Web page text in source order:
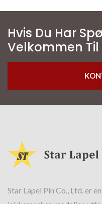
Hvis Du Har
Velkommen Til
Star Lapel Pin Co., Ltd. er